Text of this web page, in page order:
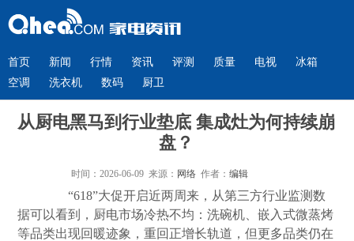
首页 新闻 行情 资讯 评测 质量 电视
冰箱
空调
洗衣机 数码 厨卫
从厨电黑马到行业垫底 集成灶为何持续崩
盘？
时间：2026-06-09 来源： 网络作者： 编辑
“618”大促开启近两周来，从第三方行业监测数
据可以看到，厨电市场冷热不均：洗碗机、嵌入式微蒸烤
等品类出现回暖迹象，重回正增长轨道，但更多品类仍在